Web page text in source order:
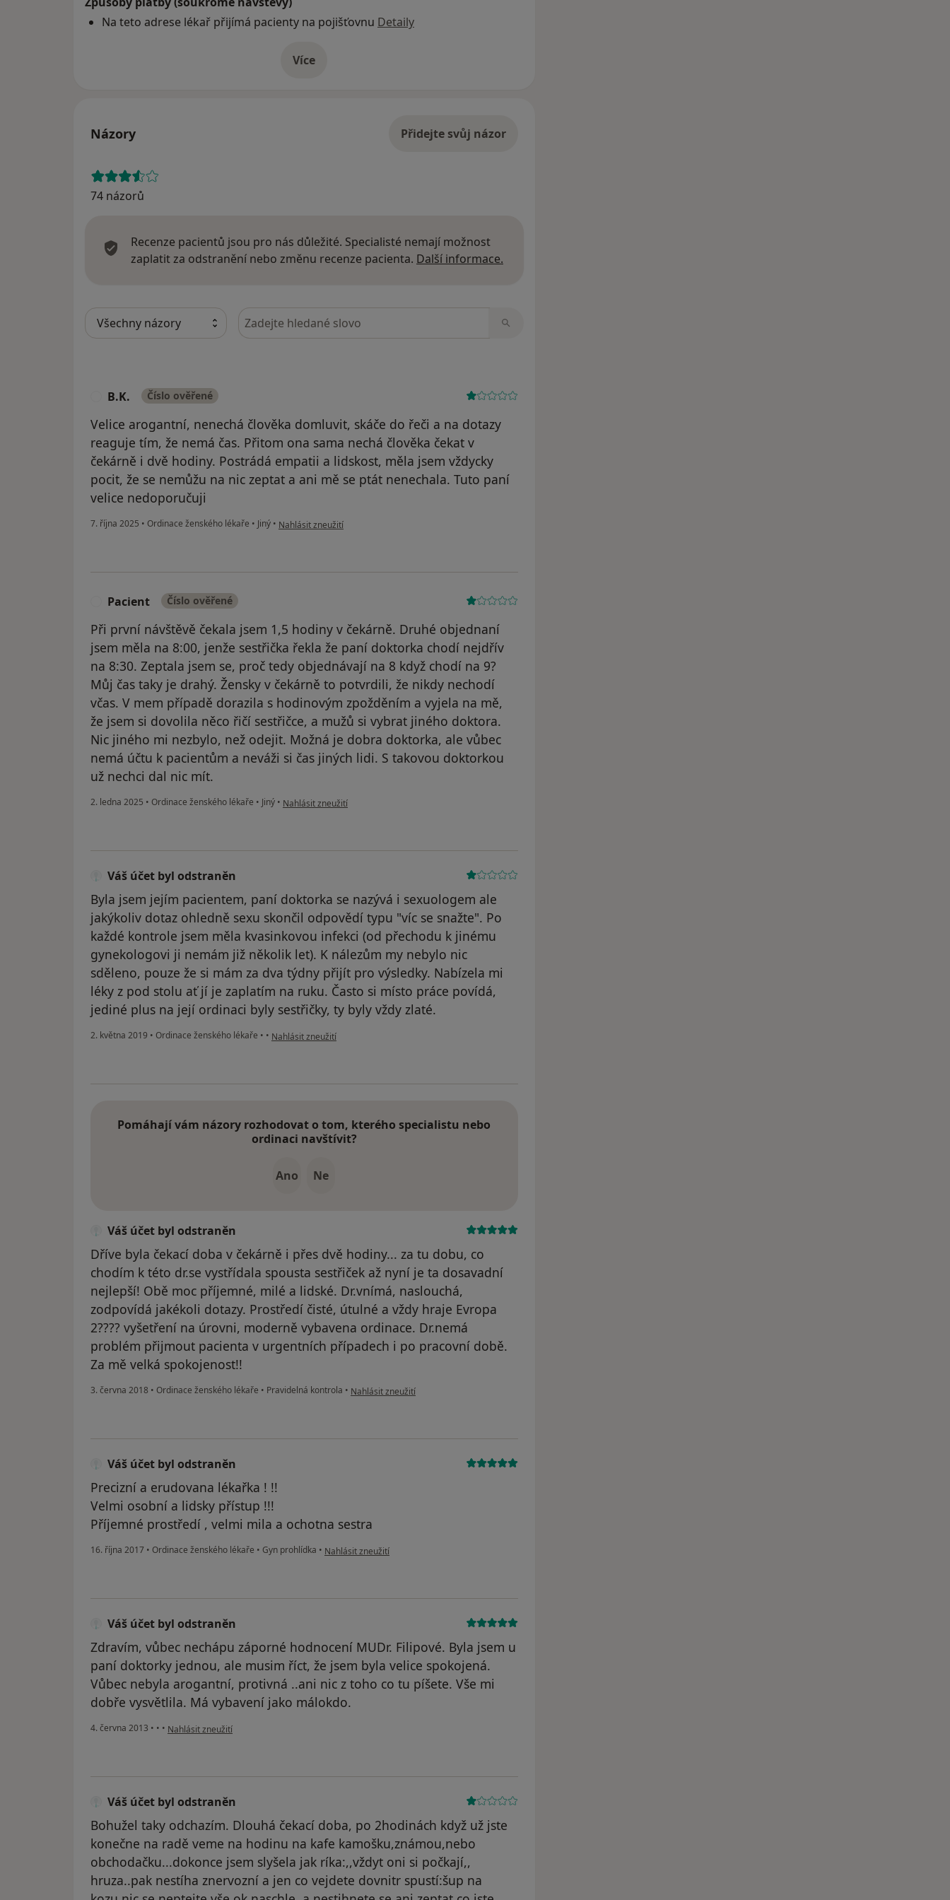
Na teto adrese lékař přijímá pacienty na pojišťovnu Detaily
Víceo adrese
Názory Přidejte svůj názor
74 názorů
Recenze pacientů jsou pro nás důležité. Specialisté nemají možnost
zaplatit za odstranění nebo změnu recenze pacienta. Další informace.
Hledejte v názorech
B.K. Číslo ověřené
Velice arogantní, nenechá člověka domluvit, skáče do řeči a na dotazy
reaguje tím, že nemá čas. Přitom ona sama nechá člověka čekat v
čekárně i dvě hodiny. Postrádá empatii a lidskost, měla jsem vždycky
pocit, že se nemůžu na nic zeptat a ani mě se ptát nenechala. Tuto paní
velice nedoporučuji
7. října 2025 • Ordinace ženského lékaře • Jiný • podle názoru uživatele B.K.
Nahlásit zneužití
Pacient Číslo ověřené
Při první návštěvě čekala jsem 1,5 hodiny v čekárně. Druhé objednaní
jsem měla na 8:00, jenže sestřička řekla že paní doktorka chodí nejdřív
na 8:30. Zeptala jsem se, proč tedy objednávají na 8 když chodí na 9?
Můj čas taky je drahý. Žensky v čekárně to potvrdili, že nikdy nechodí
včas. V mem případě dorazila s hodinovým zpožděním a vyjela na mě,
že jsem si dovolila něco řičí sestřičce, a mužů si vybrat jiného doktora.
Nic jiného mi nezbylo, než odejit. Možná je dobra doktorka, ale vůbec
nemá účtu k pacientům a neváži si čas jiných lidi. S takovou doktorkou
už nechci dal nic mít.
2. ledna 2025 • Ordinace ženského lékaře • Jiný • podle názoru uživatele Pacient
Nahlásit zneužití
Váš účet byl odstraněn
Byla jsem jejím pacientem, paní doktorka se nazývá i sexuologem ale
jakýkoliv dotaz ohledně sexu skončil odpovědí typu "víc se snažte". Po
každé kontrole jsem měla kvasinkovou infekci (od přechodu k jinému
gynekologovi ji nemám již několik let). K nálezům my nebylo nic
sděleno, pouze že si mám za dva týdny přijít pro výsledky. Nabízela mi
léky z pod stolu ať jí je zaplatím na ruku. Často si místo práce povídá,
jediné plus na její ordinaci byly sestřičky, ty byly vždy zlaté.
2. května 2019 • Ordinace ženského lékaře • • podle názoru uživatele Váš účet byl odstraněn
Nahlásit zneužití
Pomáhají vám názory rozhodovat o tom, kterého specialistu nebo
ordinaci navštívit?
Ano Ne
Váš účet byl odstraněn
Dříve byla čekací doba v čekárně i přes dvě hodiny... za tu dobu, co
chodím k této dr.se vystřídala spousta sestřiček až nyní je ta dosavadní
nejlepší! Obě moc příjemné, milé a lidské. Dr.vnímá, naslouchá,
zodpovídá jakékoli dotazy. Prostředí čisté, útulné a vždy hraje Evropa
2???? vyšetření na úrovni, moderně vybavena ordinace. Dr.nemá
problém přijmout pacienta v urgentních případech i po pracovní době.
Za mě velká spokojenost!!
3. června 2018 • Ordinace ženského lékaře • Pravidelná kontrola • podle názoru uživatele Váš účet byl odstraněn
Nahlásit zneužití
Váš účet byl odstraněn
Precizní a erudovana lékařka ! !!
Velmi osobní a lidsky přístup !!!
Příjemné prostředí , velmi mila a ochotna sestra
16. října 2017 • Ordinace ženského lékaře • Gyn prohlídka • podle názoru uživatele Váš účet byl odstraněn
Nahlásit zneužití
Váš účet byl odstraněn
Zdravím, vůbec nechápu záporné hodnocení MUDr. Filipové. Byla jsem u
paní doktorky jednou, ale musim říct, že jsem byla velice spokojená.
Vůbec nebyla arogantní, protivná ..ani nic z toho co tu píšete. Vše mi
dobře vysvětlila. Má vybavení jako málokdo.
4. června 2013 • • • podle názoru uživatele Váš účet byl odstraněn
Nahlásit zneužití
Váš účet byl odstraněn
Bohužel taky odchazím. Dlouhá čekací doba, po 2hodinách když už jste
konečne na radě veme na hodinu na kafe kamošku,známou,nebo
obchodačku...dokonce jsem slyšela jak ríka:,,vždyt oni si počkají,,
hruza..pak nestíha znervozní a jen co vejdete dovnitr spustí:šup na